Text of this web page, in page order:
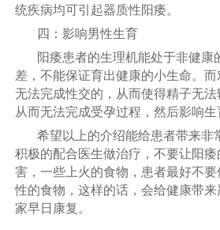
统疾病均可引起器质性阳痿。
四：影响男性生育
阳痿患者的生理机能处于非健康
差，不能保证育出健康的小生命。
无法完成性交的，从而使得精子无法
从而无法完成受孕过程，然后影响生
希望以上的介绍能给患者带来非
积极的配合医生做治疗，不要让阳
害，一些上火的食物，患者最好不
性的食物，这样的话，会给健康带
家早日康复。